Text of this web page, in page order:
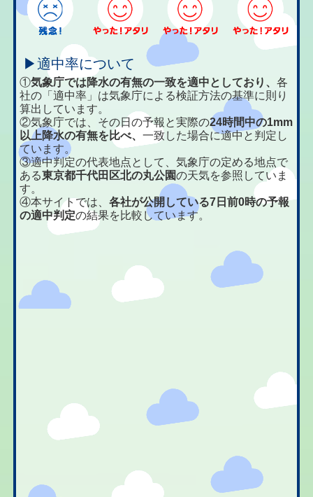
▶適中率について
①気象庁では降水の有無の一致を適中としており、各
社の「適中率」は気象庁による検証方法の基準に則り
算出しています。
②気象庁では、その日の予報と実際の24時間中の1mm
以上降水の有無を比べ、一致した場合に適中と判定し
ています。
③適中判定の代表地点として、気象庁の定める地点で
ある東京都千代田区北の丸公園の天気を参照していま
す。
④本サイトでは、各社が公開している7日前0時の予報
の適中判定の結果を比較しています。